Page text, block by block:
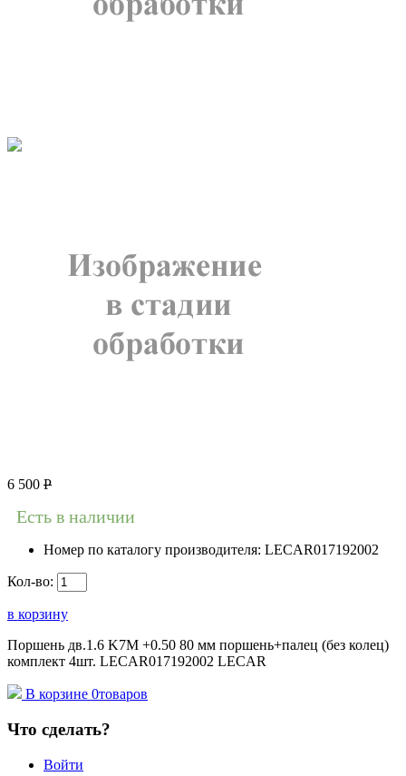
6 500 Р
Есть в наличии
Номер по каталогу производителя: LECAR017192002
Кол-во:
в корзину
Поршень дв.1.6 K7M +0.50 80 мм поршень+палец (без колец)
комплект 4шт. LECAR017192002 LECAR
В корзине 0товаров
Что сделать?
Войти